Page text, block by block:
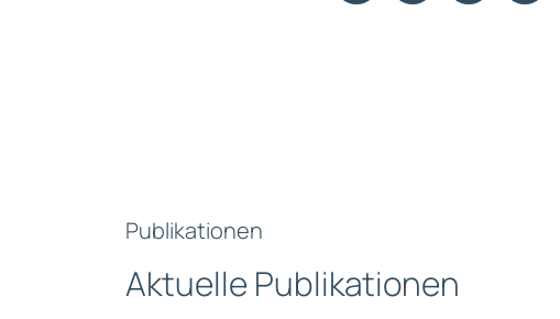
Publikationen
Aktuelle Publikationen